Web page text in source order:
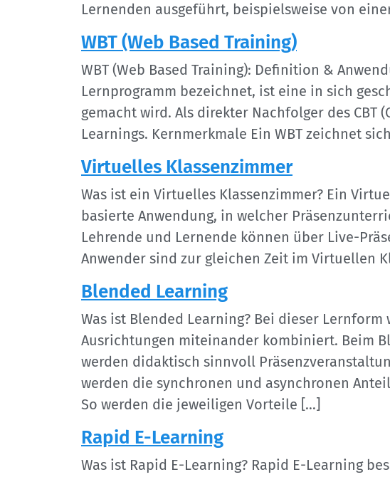
Lernenden ausgeführt, beispielsweise von
WBT (Web Based Training)
WBT (Web Based Training): Definition &
Lernprogramm bezeichnet, ist eine in sich
gemacht wird. Als direkter Nachfolger des CBT
Learnings. Kernmerkmale Ein WBT zeichnet
Virtuelles Klassenzimmer
Was ist ein Virtuelles Klassenzimmer? Ein
basierte Anwendung, in welcher
Lehrende und Lernende können über Live-
Anwender sind zur gleichen Zeit im Virtuellen
Blended Learning
Was ist Blended Learning? Bei dieser
Ausrichtungen miteinander kombiniert. Beim
werden didaktisch sinnvoll
werden die synchronen und asynchronen
So werden die jeweiligen Vorteile […]
Rapid E-Learning
Was ist Rapid E-Learning? Rapid E-Learning